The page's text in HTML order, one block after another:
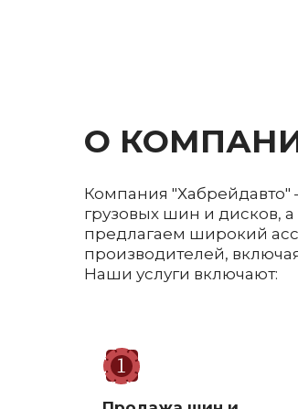
О
Компания
грузовых шин и дисков,
предлагаем широкий
производителей,
Наши услуги включают: